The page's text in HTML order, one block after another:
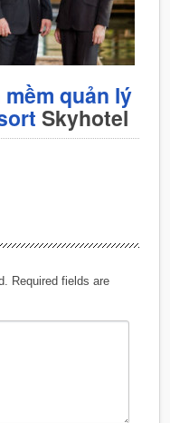
mềm quản lý
Skyhotel
Required fields are